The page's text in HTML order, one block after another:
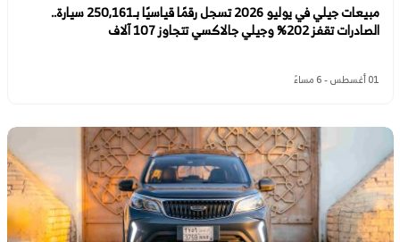
مبيعات جيلي في يوليو 2026 تسجل رقمًا قياسيًا بـ250,161 سيارة..
الصادرات تقفز 202% وجيلي جالاكسي تتجاوز 107 آلاف
01 أغسطس - 6 مساءً